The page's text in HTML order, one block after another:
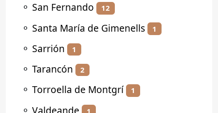
⚬ San Fernando 12
⚬ Santa María de Gimenells 1
⚬ Sarrión 1
⚬ Tarancón 2
⚬ Torroella de Montgrí 1
⚬ Valdeande 1